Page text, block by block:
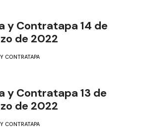
y Contratapa 14 de
de 2022
CONTRATAPA
y Contratapa 13 de
de 2022
CONTRATAPA